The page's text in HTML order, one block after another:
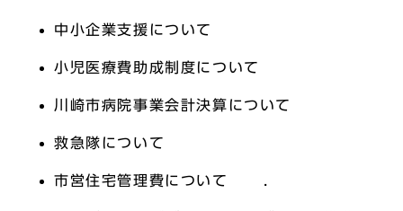
中小企業支援について
小児医療費助成制度について
川崎市病院事業会計決算について
救急隊について
市営住宅管理費について .